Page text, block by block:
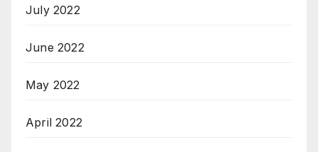
July 2022
June 2022
May 2022
April 2022